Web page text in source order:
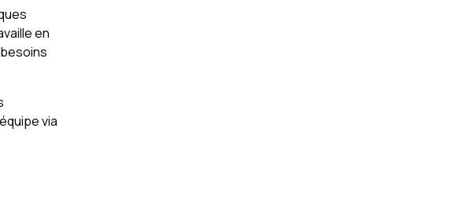
en
via